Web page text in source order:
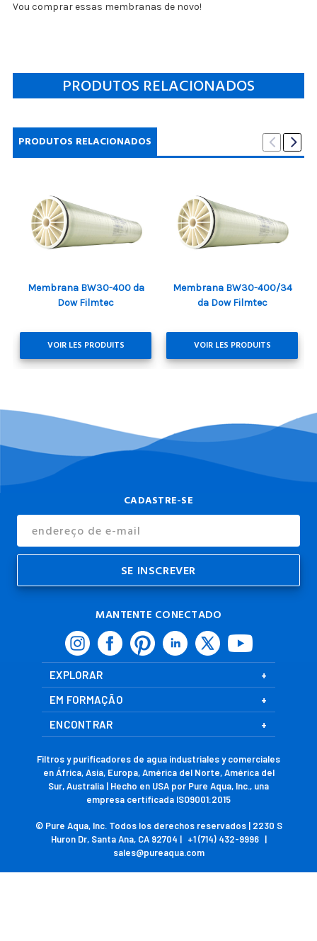
Vou comprar essas membranas de novo!
PRODUTOS RELACIONADOS
PRODUTOS RELACIONADOS
Membrana BW30-400 da
Dow Filmtec
VOIR LES PRODUITS
Membrana BW30-400/34
da Dow Filmtec
VOIR LES PRODUITS
CADASTRE-SE
E-
MANTENTE CONECTADO
EXPLORAR
EM FORMAÇÃO
ENCONTRAR
Filtros y purificadores de agua industriales y comerciales
en África, Asia, Europa, América del Norte, América del
Sur, Australia | Hecho en USA por Pure Aqua, Inc., una
empresa certificada ISO9001:2015
© Pure Aqua, Inc. Todos los derechos reservados | 2230 S
Huron Dr, Santa Ana, CA 92704 | +1 (714) 432-9996 |
sales@pureaqua.com